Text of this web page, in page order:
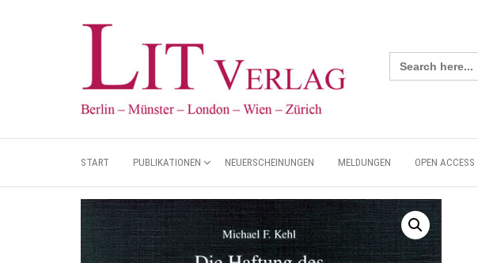
Search
for:
START PUBLIKATIONEN NEUERSCHEINUNGEN MELDUNGEN OPEN ACCESS